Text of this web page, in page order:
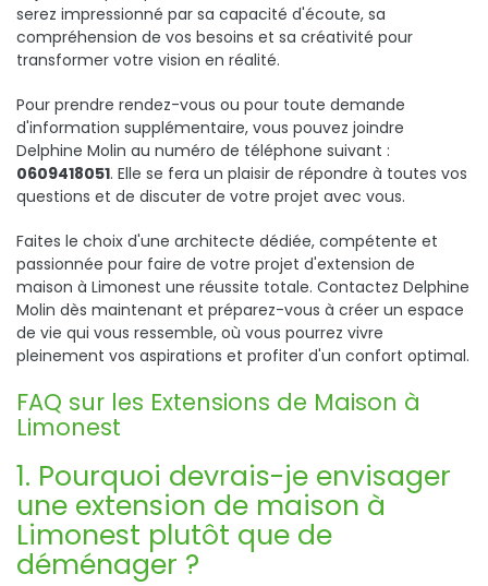
serez impressionné par sa capacité d'écoute, sa
compréhension de vos besoins et sa créativité pour
transformer votre vision en réalité.
Pour prendre rendez-vous ou pour toute demande
d'information supplémentaire, vous pouvez joindre
Delphine Molin au numéro de téléphone suivant :
0609418051. Elle se fera un plaisir de répondre à toutes vos
questions et de discuter de votre projet avec vous.
Faites le choix d'une architecte dédiée, compétente et
passionnée pour faire de votre projet d'extension de
maison à Limonest une réussite totale. Contactez Delphine
Molin dès maintenant et préparez-vous à créer un espace
de vie qui vous ressemble, où vous pourrez vivre
pleinement vos aspirations et profiter d'un confort optimal.
FAQ sur les Extensions de Maison à
Limonest
1. Pourquoi devrais-je envisager
une extension de maison à
Limonest plutôt que de
déménager ?